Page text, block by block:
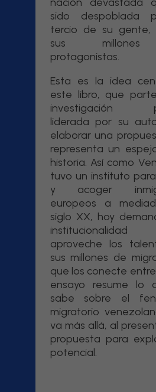
sido despoblada
tercio de su gente,
sus
protagonistas.
Esta es la idea
este libro, que
investigación
liderada por su
elaborar una
representa un
historia. Así como
tuvo un instituto
y acoger
europeos a
siglo XX, hoy
aproveche los
sus millones de
que los conecte entre
ensayo resume lo
sabe sobre el
migratorio
va más allá, al
propuesta para
potencial.